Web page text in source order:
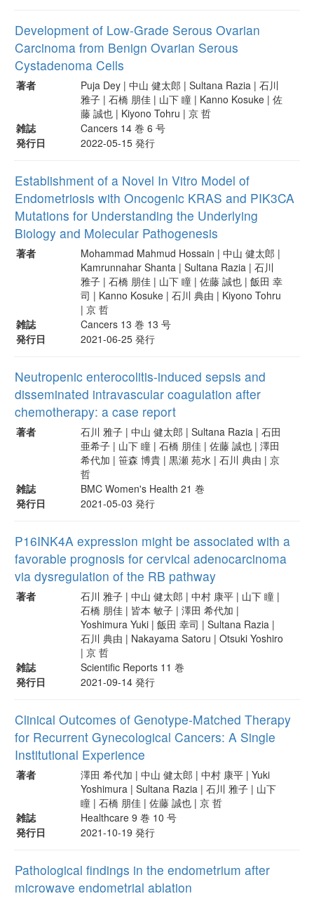
Development of Low-Grade Serous Ovarian
Carcinoma from Benign Ovarian Serous
Cystadenoma Cells
著者
Puja Dey | 中山 健太郎 | Sultana Razia | 石川
雅子 | 石橋 朋佳 | 山下 瞳 | Kanno Kosuke | 佐
藤 誠也 | Kiyono Tohru | 京 哲
雑誌
Cancers 14 巻 6 号
発行日
2022-05-15 発行
Establishment of a Novel In Vitro Model of
Endometriosis with Oncogenic KRAS and PIK3CA
Mutations for Understanding the Underlying
Biology and Molecular Pathogenesis
著者
Mohammad Mahmud Hossain | 中山 健太郎 |
Kamrunnahar Shanta | Sultana Razia | 石川
雅子 | 石橋 朋佳 | 山下 瞳 | 佐藤 誠也 | 飯田 幸
司 | Kanno Kosuke | 石川 典由 | Kiyono Tohru
| 京 哲
雑誌
Cancers 13 巻 13 号
発行日
2021-06-25 発行
Neutropenic enterocolitis-induced sepsis and
disseminated intravascular coagulation after
chemotherapy: a case report
著者
石川 雅子 | 中山 健太郎 | Sultana Razia | 石田
亜希子 | 山下 瞳 | 石橋 朋佳 | 佐藤 誠也 | 澤田
希代加 | 笹森 博貴 | 黒瀬 苑水 | 石川 典由 | 京
哲
雑誌
BMC Women's Health 21 巻
発行日
2021-05-03 発行
P16INK4A expression might be associated with a
favorable prognosis for cervical adenocarcinoma
via dysregulation of the RB pathway
著者
石川 雅子 | 中山 健太郎 | 中村 康平 | 山下 瞳 |
石橋 朋佳 | 皆本 敏子 | 澤田 希代加 |
Yoshimura Yuki | 飯田 幸司 | Sultana Razia |
石川 典由 | Nakayama Satoru | Otsuki Yoshiro
| 京 哲
雑誌
Scientific Reports 11 巻
発行日
2021-09-14 発行
Clinical Outcomes of Genotype-Matched Therapy
for Recurrent Gynecological Cancers: A Single
Institutional Experience
著者
澤田 希代加 | 中山 健太郎 | 中村 康平 | Yuki
Yoshimura | Sultana Razia | 石川 雅子 | 山下
瞳 | 石橋 朋佳 | 佐藤 誠也 | 京 哲
雑誌
Healthcare 9 巻 10 号
発行日
2021-10-19 発行
Pathological findings in the endometrium after
microwave endometrial ablation